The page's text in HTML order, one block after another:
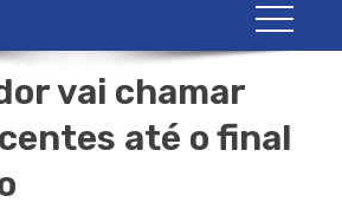
vai chamar
até o final